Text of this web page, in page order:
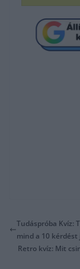
Tudáspróba Kvíz:
mind a 10 kérdést
Retro kvíz: Mit